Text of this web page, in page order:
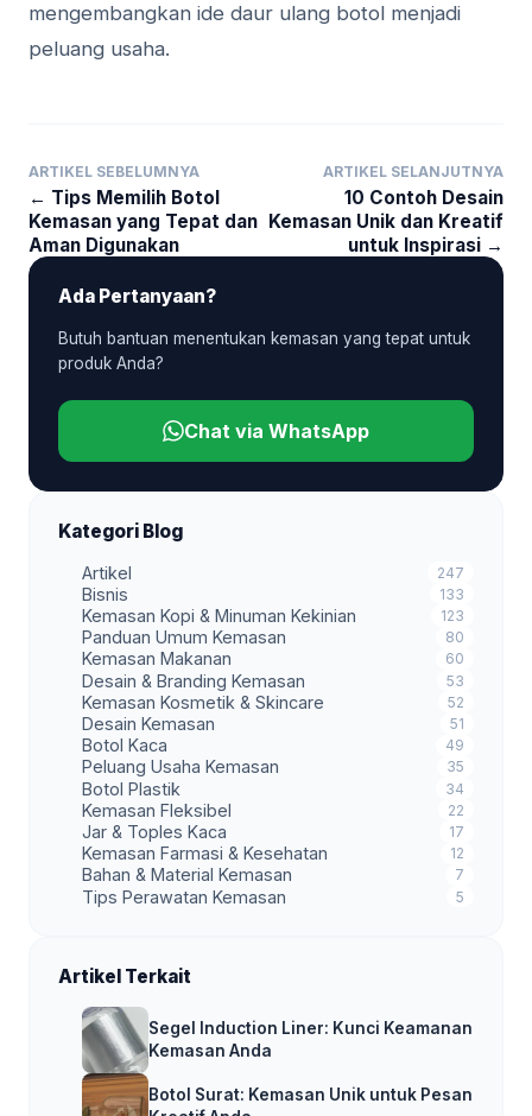
mengembangkan ide daur ulang botol menjadi
peluang usaha.
ARTIKEL SEBELUMNYA
← Tips Memilih Botol
Kemasan yang Tepat dan
Aman Digunakan
ARTIKEL SELANJUTNYA
10 Contoh Desain
Kemasan Unik dan Kreatif
untuk Inspirasi →
Ada Pertanyaan?
Butuh bantuan menentukan kemasan yang tepat untuk
produk Anda?
Chat via WhatsApp
Kategori Blog
Artikel 247
Bisnis 133
Kemasan Kopi & Minuman Kekinian 123
Panduan Umum Kemasan 80
Kemasan Makanan 60
Desain & Branding Kemasan 53
Kemasan Kosmetik & Skincare 52
Desain Kemasan 51
Botol Kaca 49
Peluang Usaha Kemasan 35
Botol Plastik 34
Kemasan Fleksibel 22
Jar & Toples Kaca 17
Kemasan Farmasi & Kesehatan 12
Bahan & Material Kemasan 7
Tips Perawatan Kemasan 5
Artikel Terkait
Segel Induction Liner: Kunci Keamanan
Kemasan Anda
Botol Surat: Kemasan Unik untuk Pesan